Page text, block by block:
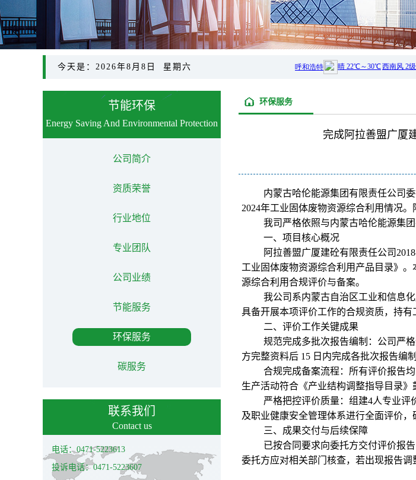
今天是：2026年8月8日 星期六
节能环保
Energy Saving And Environmental Protection
公司简介
资质荣誉
行业地位
专业团队
公司业绩
节能服务
环保服务
碳服务
联系我们
Contact us
电话：0471-5223613
投诉电话：0471-5223607
环保服务
完成阿拉善盟广厦
内蒙古哈伦能源集团有限责任公司
2024年工业固体废物资源综合利用情况
我司严格依照与内蒙古哈伦能源集
一、项目核心概况
阿拉善盟广厦建砼有限责任公司
工业固体废物资源综合利用产品目录》
源综合利用合规评价与备案。
我公司系内蒙古自治区工业和信息
具备开展本项评价工作的合规资质，持有
二、评价工作关键成果
规范完成多批次报告编制：公司严
方完整资料后 15 日内完成各批次报告编制
合规完成备案流程：所有评价报告
生产活动符合《产业结构调整指导目录》
严格把控评价质量：组建4人专业
及职业健康安全管理体系进行全面评价，
三、成果交付与后续保障
已按合同要求向委托方交付评价报
委托方应对相关部门核查，若出现报告